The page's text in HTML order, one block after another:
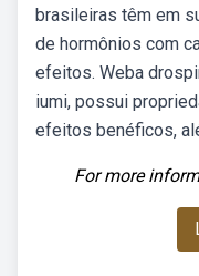
brasileiras têm em
de hormônios com
efeitos. Weba
iumi, possui
efeitos benéficos,
For more